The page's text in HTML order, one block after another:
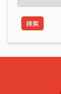
検索